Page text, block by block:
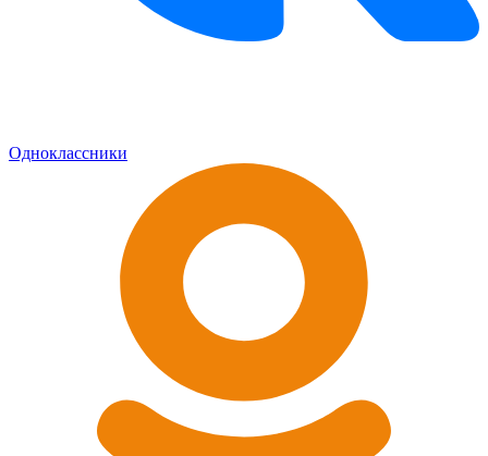
Одноклассники